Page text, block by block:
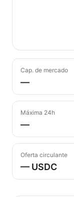
Cap. de mercado
—
Máxima 24h
—
Oferta circulante
— USDC